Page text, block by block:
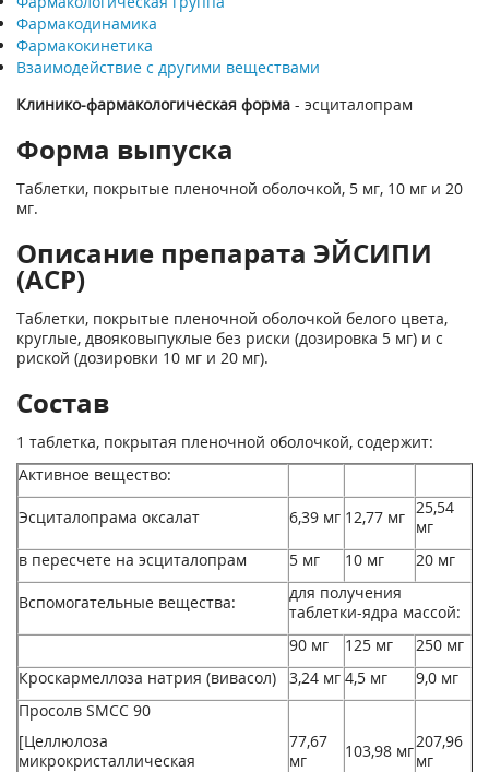
Фармакодинамика
Фармакокинетика
Взаимодействие с другими веществами
Клинико-фармакологическая форма - эсциталопрам
Форма выпуска
Таблетки, покрытые пленочной оболочкой, 5 мг, 10 мг и 20
мг.
Описание препарата ЭЙСИПИ
(ACP)
Таблетки, покрытые пленочной оболочкой белого цвета,
круглые, двояковыпуклые без риски (дозировка 5 мг) и с
риской (дозировки 10 мг и 20 мг).
Состав
1 таблетка, покрытая пленочной оболочкой, содержит:
Активное вещество:
Эсциталопрама оксалат 6,39 мг 12,77 мг 25,54
мг
в пересчете на эсциталопрам
5 мг 10 мг 20 мг
Вспомогательные вещества:
для получения
таблетки-ядра массой:
90 мг
125 мг
250 мг
Кроскармеллоза натрия (вивасол)
3,24 мг 4,5 мг
9,0 мг
Просолв SMCC 90
[Целлюлоза
микрокристаллическая
77,67
мг
103,98 мг207,96
мг